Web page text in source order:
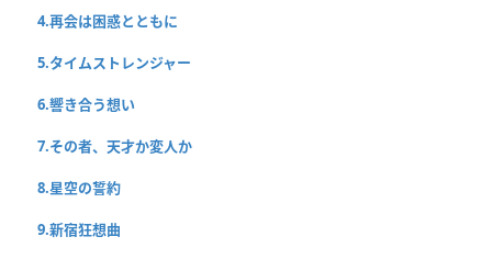
4.再会は困惑とともに
5.タイムストレンジャー
6.響き合う想い
7.その者、天才か変人か
8.星空の誓約
9.新宿狂想曲